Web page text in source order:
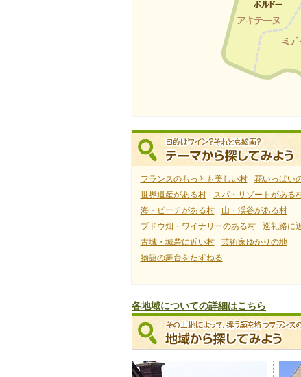
フランスのもっとも美しい村
花いっぱい
世界遺産がある村
スパ・リゾートがある
海・ビーチがある村
山・渓谷がある村
ブドウ畑・ワイナリーのある村
巡礼路に
古城・城砦に近い村
芸術家ゆかりの地
物語の舞台をたずねる
各地域についての詳細はこちら